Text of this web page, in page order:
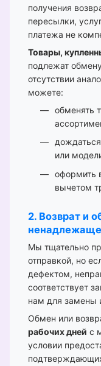
получения
пересылки,
платежа не
Товары,
подлежат
отсутствии
можете:
обменять
или
оформить
вычетом
2. Возврат и
Мы тщательно
отправкой, но
дефектом,
соответствует
нам для замены
Обмен или
рабочих дней с
условии